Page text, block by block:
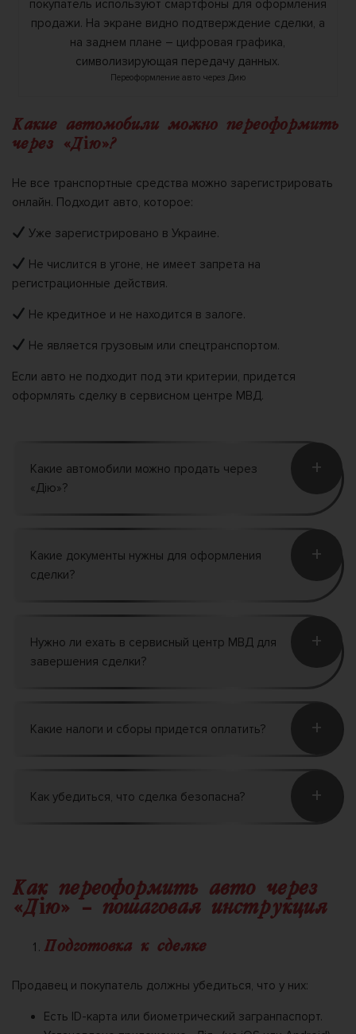
Переоформление авто через Дию
Какие автомобили можно переоформить
через «Дію»?
Не все транспортные средства можно зарегистрировать
онлайн. Подходит авто, которое:
Уже зарегистрировано в Украине.
Не числится в угоне, не имеет запрета на
регистрационные действия.
Не кредитное и не находится в залоге.
Не является грузовым или спецтранспортом.
Если авто не подходит под эти критерии, придется
оформлять сделку в сервисном центре МВД.
Какие автомобили можно продать через
«Дію»?
+
Какие документы нужны для оформления
сделки?
+
Нужно ли ехать в сервисный центр МВД для
завершения сделки?
+
Какие налоги и сборы придется оплатить? +
Как убедиться, что сделка безопасна? +
Как переоформить авто через
«Дію» – пошаговая инструкция
Подготовка к сделке
Продавец и покупатель должны убедиться, что у них:
Есть ID-карта или биометрический загранпаспорт.